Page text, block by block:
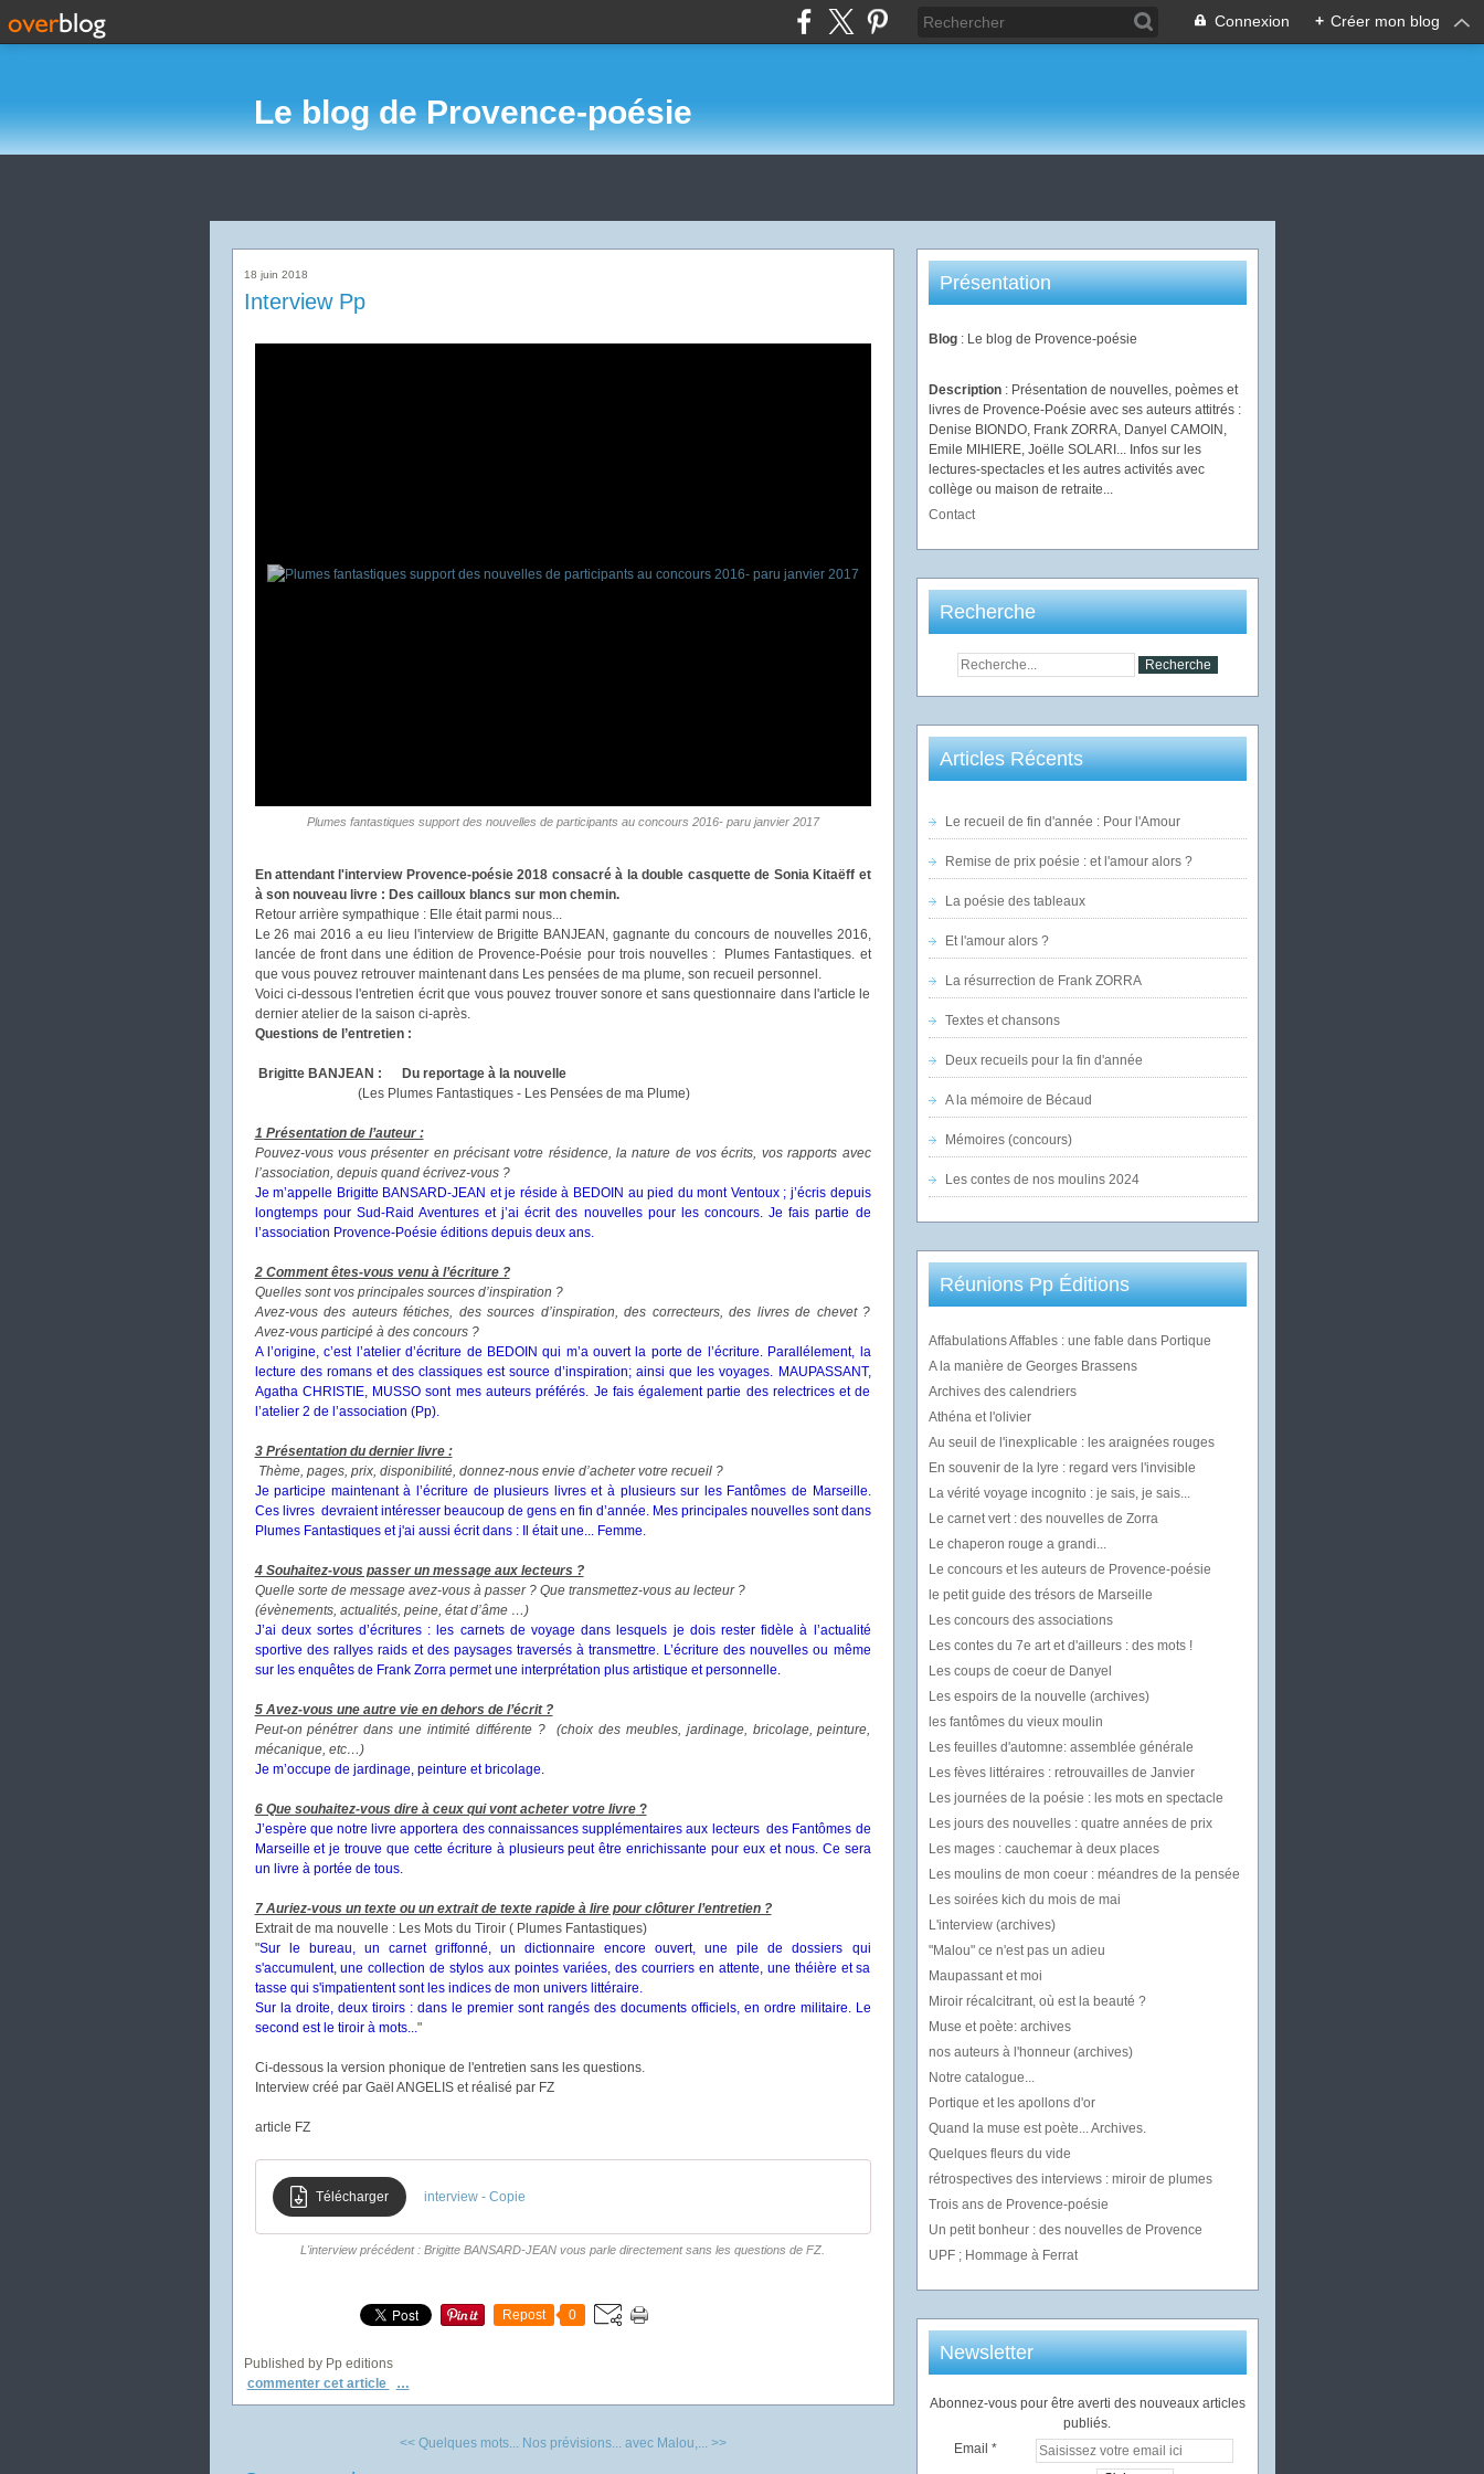
Connexion + Créer mon blog
Le blog de Provence-poésie
18 juin 2018
Interview Pp
Plumes fantastiques support des nouvelles de participants au concours 2016- paru janvier 2017
En attendant l'interview Provence-poésie 2018 consacré à la double casquette de Sonia Kitaëff et
à son nouveau livre : Des cailloux blancs sur mon chemin.
Retour arrière sympathique : Elle était parmi nous...
Le 26 mai 2016 a eu lieu l'interview de Brigitte BANJEAN, gagnante du concours de nouvelles 2016,
lancée de front dans une édition de Provence-Poésie pour trois nouvelles : Plumes Fantastiques. et
que vous pouvez retrouver maintenant dans Les pensées de ma plume, son recueil personnel.
Voici ci-dessous l'entretien écrit que vous pouvez trouver sonore et sans questionnaire dans l'article le
dernier atelier de la saison ci-après.
Questions de l’entretien :
Brigitte BANJEAN :
Du reportage à la nouvelle
(Les Plumes Fantastiques - Les Pensées de ma Plume)
1 Présentation de l’auteur :
Pouvez-vous vous présenter en précisant votre résidence, la nature de vos écrits, vos rapports avec
l’association, depuis quand écrivez-vous ?
Je m’appelle Brigitte BANSARD-JEAN et je réside à BEDOIN au pied du mont Ventoux ; j’écris depuis
longtemps pour Sud-Raid Aventures et j’ai écrit des nouvelles pour les concours. Je fais partie de
l’association Provence-Poésie éditions depuis deux ans.
2 Comment êtes-vous venu à l’écriture ?
Quelles sont vos principales sources d’inspiration ?
Avez-vous des auteurs fétiches, des sources d’inspiration, des correcteurs, des livres de chevet ?
Avez-vous participé à des concours ?
A l’origine, c’est l’atelier d’écriture de BEDOIN qui m’a ouvert la porte de l’écriture. Parallélement, la
lecture des romans et des classiques est source d’inspiration; ainsi que les voyages. MAUPASSANT,
Agatha CHRISTIE, MUSSO sont mes auteurs préférés. Je fais également partie des relectrices et de
l’atelier 2 de l’association (Pp).
3 Présentation du dernier livre :
Thème, pages, prix, disponibilité, donnez-nous envie d’acheter votre recueil ?
Je participe maintenant à l’écriture de plusieurs livres et à plusieurs sur les Fantômes de Marseille.
Ces livres devraient intéresser beaucoup de gens en fin d’année. Mes principales nouvelles sont dans
Plumes Fantastiques et j'ai aussi écrit dans : Il était une... Femme.
4 Souhaitez-vous passer un message aux lecteurs ?
Quelle sorte de message avez-vous à passer ? Que transmettez-vous au lecteur ?
(évènements, actualités, peine, état d’âme …)
J’ai deux sortes d’écritures : les carnets de voyage dans lesquels je dois rester fidèle à l’actualité
sportive des rallyes raids et des paysages traversés à transmettre. L’écriture des nouvelles ou même
sur les enquêtes de Frank Zorra permet une interprétation plus artistique et personnelle.
5 Avez-vous une autre vie en dehors de l’écrit ?
Peut-on pénétrer dans une intimité différente ? (choix des meubles, jardinage, bricolage, peinture,
mécanique, etc…)
Je m’occupe de jardinage, peinture et bricolage.
6 Que souhaitez-vous dire à ceux qui vont acheter votre livre?
J’espère que notre livre apportera des connaissances supplémentaires aux lecteurs des Fantômes de
Marseille et je trouve que cette écriture à plusieurs peut être enrichissante pour eux et nous. Ce sera
un livre à portée de tous.
7 Auriez-vous un texte ou un extrait de texte rapide à lire pour clôturer l’entretien ?
Extrait de ma nouvelle : Les Mots du Tiroir ( Plumes Fantastiques)
"Sur le bureau, un carnet griffonné, un dictionnaire encore ouvert, une pile de dossiers qui
s'accumulent, une collection de stylos aux pointes variées, des courriers en attente, une théière et sa
tasse qui s'impatientent sont les indices de mon univers littéraire.
Sur la droite, deux tiroirs : dans le premier sont rangés des documents officiels, en ordre militaire. Le
second est le tiroir à mots... "
Ci-dessous la version phonique de l'entretien sans les questions.
Interview créé par Gaël ANGELIS et réalisé par FZ
article FZ
Télécharger interview - Copie
L'interview précédent : Brigitte BANSARD-JEAN vous parle directement sans les questions de FZ.
Repost 0
Published by Pp editions
commenter cet article
…
<< Quelques mots... Nos prévisions... avec Malou,... >>
Présentation
Blog : Le blog de Provence-poésie
Description : Présentation de nouvelles, poèmes et
livres de Provence-Poésie avec ses auteurs attitrés :
Denise BIONDO, Frank ZORRA, Danyel CAMOIN,
Emile MIHIERE, Joëlle SOLARI... Infos sur les
lectures-spectacles et les autres activités avec
collège ou maison de retraite...
Contact
Recherche
Articles Récents
Le recueil de fin d'année : Pour l'Amour
Remise de prix poésie : et l'amour alors ?
La poésie des tableaux
Et l'amour alors ?
La résurrection de Frank ZORRA
Textes et chansons
Deux recueils pour la fin d'année
A la mémoire de Bécaud
Mémoires (concours)
Les contes de nos moulins 2024
Réunions Pp Éditions
Affabulations Affables : une fable dans Portique
A la manière de Georges Brassens
Archives des calendriers
Athéna et l'olivier
Au seuil de l'inexplicable : les araignées rouges
En souvenir de la lyre : regard vers l'invisible
La vérité voyage incognito : je sais, je sais...
Le carnet vert : des nouvelles de Zorra
Le chaperon rouge a grandi...
Le concours et les auteurs de Provence-poésie
le petit guide des trésors de Marseille
Les concours des associations
Les contes du 7e art et d'ailleurs : des mots !
Les coups de coeur de Danyel
Les espoirs de la nouvelle (archives)
les fantômes du vieux moulin
Les feuilles d'automne: assemblée générale
Les fèves littéraires : retrouvailles de Janvier
Les journées de la poésie : les mots en spectacle
Les jours des nouvelles : quatre années de prix
Les mages : cauchemar à deux places
Les moulins de mon coeur : méandres de la pensée
Les soirées kich du mois de mai
L'interview (archives)
"Malou" ce n'est pas un adieu
Maupassant et moi
Miroir récalcitrant, où est la beauté ?
Muse et poète: archives
nos auteurs à l'honneur (archives)
Notre catalogue...
Portique et les apollons d'or
Quand la muse est poète... Archives.
Quelques fleurs du vide
rétrospectives des interviews : miroir de plumes
Trois ans de Provence-poésie
Un petit bonheur : des nouvelles de Provence
UPF ; Hommage à Ferrat
Newsletter
Abonnez-vous pour être averti des nouveaux articles
publiés.
Email